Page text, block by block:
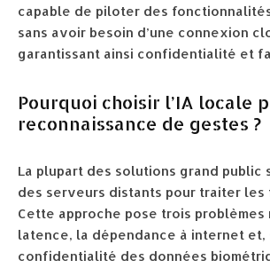
capable de piloter des
sans avoir besoin d’une connexion
garantissant ainsi confidentialité et
Pourquoi choisir l’IA locale
reconnaissance de gestes ?
La plupart des solutions grand public
des serveurs distants pour traiter
Cette approche pose trois problèmes
latence, la dépendance à internet et,
confidentialité des données